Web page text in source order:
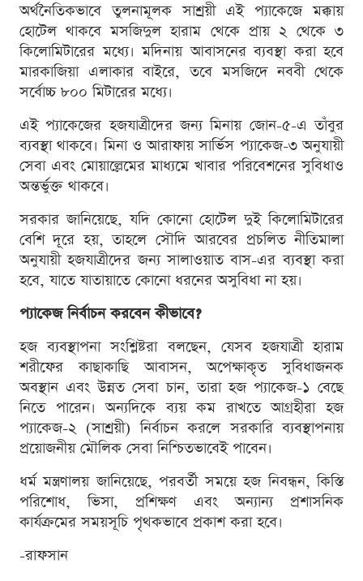
অর্থনৈতিকভাবে তুলনামূলক সাশ্রয়ী এই প্যাকেজে মক্কায়
হোটেল থাকবে মসজিদুল হারাম থেকে প্রায় ২ থেকে ৩
কিলোমিটারের মধ্যে। মদিনায় আবাসনের ব্যবস্থা করা হবে
মারকাজিয়া এলাকার বাইরে, তবে মসজিদে নববী থেকে
সর্বোচ্চ ৮০০ মিটারের মধ্যে।
এই প্যাকেজের হজযাত্রীদের জন্য মিনায় জোন-৫-এ তাঁবুর
ব্যবস্থা থাকবে। মিনা ও আরাফায় সার্ভিস প্যাকেজ-৩ অনুযায়ী
সেবা এবং মোয়াল্লেমের মাধ্যমে খাবার পরিবেশনের সুবিধাও
অন্তর্ভুক্ত থাকবে।
সরকার জানিয়েছে, যদি কোনো হোটেল দুই কিলোমিটারের
বেশি দূরে হয়, তাহলে সৌদি আরবের প্রচলিত নীতিমালা
অনুযায়ী হজযাত্রীদের জন্য সালাওয়াত বাস-এর ব্যবস্থা করা
হবে, যাতে যাতায়াতে কোনো ধরনের অসুবিধা না হয়।
প্যাকেজ নির্বাচন করবেন কীভাবে?
হজ ব্যবস্থাপনা সংশ্লিষ্টরা বলছেন, যেসব হজযাত্রী হারাম
শরীফের কাছাকাছি আবাসন, অপেক্ষাকৃত সুবিধাজনক
অবস্থান এবং উন্নত সেবা চান, তারা হজ প্যাকেজ-১ বেছে
নিতে পারেন। অন্যদিকে ব্যয় কম রাখতে আগ্রহীরা হজ
প্যাকেজ-২ (সাশ্রয়ী) নির্বাচন করলে সরকারি ব্যবস্থাপনায়
প্রয়োজনীয় মৌলিক সেবা নিশ্চিতভাবেই পাবেন।
ধর্ম মন্ত্রণালয় জানিয়েছে, পরবর্তী সময়ে হজ নিবন্ধন, কিস্তি
পরিশোধ, ভিসা, প্রশিক্ষণ এবং অন্যান্য প্রশাসনিক
কার্যক্রমের সময়সূচি পৃথকভাবে প্রকাশ করা হবে।
-রাফসান